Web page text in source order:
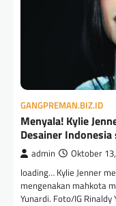
GANGPREMAN.BIZ.ID
Menyala! Kylie
Desainer Indonesia
admin Oktober
loading… Kylie Jenner
mengenakan mahkota
Yunardi. Foto/IG Rinaldy